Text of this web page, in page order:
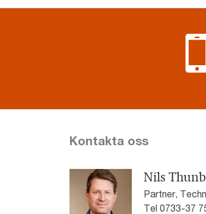
Kontakta oss
Nils
Partner,
Tel 0733-37